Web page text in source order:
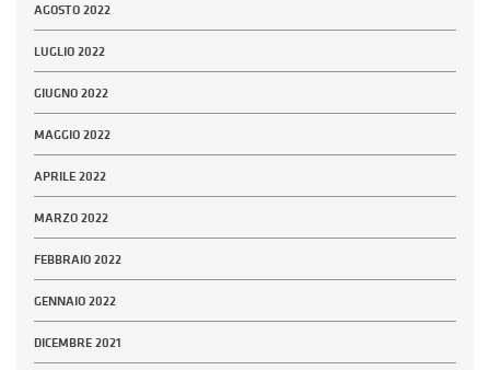
AGOSTO 2022
LUGLIO 2022
GIUGNO 2022
MAGGIO 2022
APRILE 2022
MARZO 2022
FEBBRAIO 2022
GENNAIO 2022
DICEMBRE 2021